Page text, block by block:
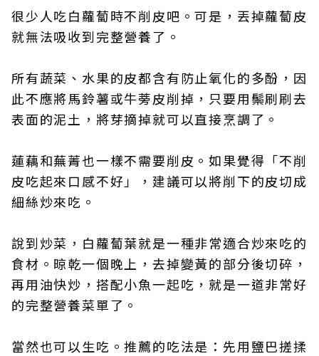
很少人吃白蘿蔔時不削皮吧。可是，丟掉蘿蔔皮
就無法吸收到完整營養了。
所有蔬菜、水果的皮都含有防止氧化的多酚，因
此不應將馬鈴薯或牛蒡皮削掉，只要用鬃刷刷去
表面的泥土，將芽摘掉就可以直接烹調了。
蓮藕和蕪菁也一樣不需要削皮。如果覺得「不削
皮吃起來口感不好」，建議可以將削下的皮切成
細絲炒來吃。
說到炒菜，白蘿蔔葉就是一種非常適合炒來吃的
食材。晾乾一個晚上，去掉變黃的部分後切碎，
再用油快炒，搭配小魚一起吃，就是一道非常好
的完整營養菜單了。
當然也可以生吃。推薦的吃法是：先用鹽巴搓揉